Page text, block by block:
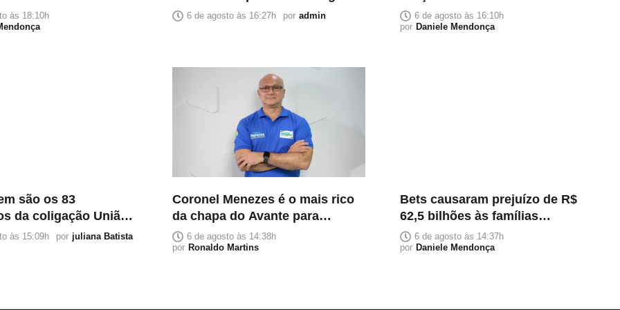
suspeita de estupro
às 18:10h
imprensa como principal
6 de agosto às 16:27h por admin
6 de agosto às 16:10h
por Daniele Mendonça
são os 83
da coligação União
nas eleições de
às 15:09h por juliana Batista
Coronel Menezes é o mais rico
da chapa do Avante para
deputado federal; veja o valor
6 de agosto às 14:38h
por Ronaldo Martins
Bets causaram prejuízo de R$
62,5 bilhões às famílias
brasileiras em 2025 aponta
estudo
6 de agosto às 14:37h
por Daniele Mendonça